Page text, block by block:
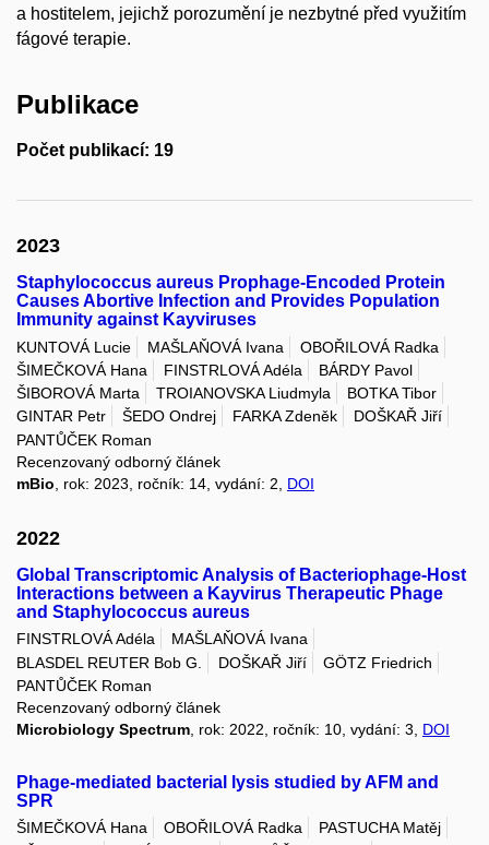
a hostitelem, jejichž porozumění je nezbytné před využitím
fágové terapie.
Publikace
Počet publikací: 19
2023
Staphylococcus aureus Prophage-Encoded Protein
Causes Abortive Infection and Provides Population
Immunity against Kayviruses
KUNTOVÁ Lucie MAŠLAŇOVÁ Ivana
OBOŘILOVÁ Radka
ŠIMEČKOVÁ Hana
FINSTRLOVÁ Adéla
BÁRDY Pavol
ŠIBOROVÁ Marta
TROIANOVSKA Liudmyla
BOTKA Tibor
GINTAR Petr
ŠEDO Ondrej FARKA Zdeněk
DOŠKAŘ Jiří
PANTŮČEK Roman
Recenzovaný odborný článek
mBio , rok: 2023, ročník: 14, vydání: 2, DOI
2022
Global Transcriptomic Analysis of Bacteriophage-Host
Interactions between a Kayvirus Therapeutic Phage
and Staphylococcus aureus
FINSTRLOVÁ Adéla
MAŠLAŇOVÁ Ivana
BLASDEL REUTER Bob G.
DOŠKAŘ Jiří
GÖTZ Friedrich
PANTŮČEK Roman
Recenzovaný odborný článek
Microbiology Spectrum , rok: 2022, ročník: 10, vydání: 3, DOI
Phage-mediated bacterial lysis studied by AFM and
SPR
ŠIMEČKOVÁ Hana OBOŘILOVÁ Radka
PASTUCHA Matěj